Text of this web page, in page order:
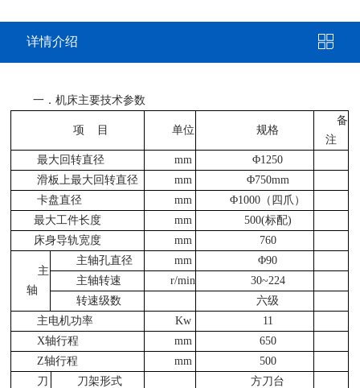
详情介绍
一．机床主要技术参数
项 目 单位 规格
备
注
最大回转直径
mm Φ1250
滑板上最大回转直径
mm Φ750mm
卡盘直径
mm Φ1000（四爪）
最大工件长度
mm 500(标配)
床身导轨宽度
mm 760
主
轴
主轴孔直径 mm Φ90
主轴转速
r/min 30~224
转速级数
六级
主电机功率
Kw
11
X轴行程 mm
650
Z轴行程 mm
500
刀
刀架形式
方刀台